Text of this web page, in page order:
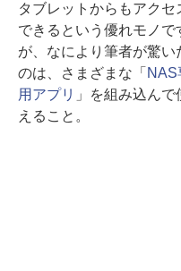
タブレットからもアクセ
できるという優れモノで
が、なにより筆者が驚い
のは、さまざまな「 NAS
用アプリ 」を組み込んで
えること。